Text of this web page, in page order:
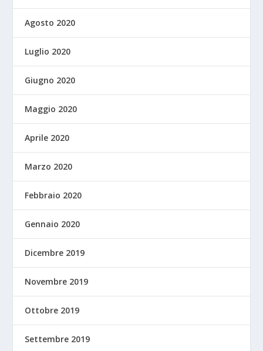
Agosto 2020
Luglio 2020
Giugno 2020
Maggio 2020
Aprile 2020
Marzo 2020
Febbraio 2020
Gennaio 2020
Dicembre 2019
Novembre 2019
Ottobre 2019
Settembre 2019